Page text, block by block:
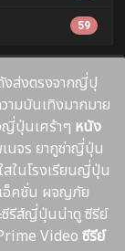
59
งส่งตรงจากญี่ปุ
ามบันเทิงมากมาย
ปุ่นเศร้าๆ หนัง
นจร ยากูซ่าญี่ปุ่น
ในโรงเรียนญี่ปุ่น
อ็คชั่น ผจญภัย
รีส์ญี่ปุ่นน่าดู ซีรีย์
Video ซีรีย์